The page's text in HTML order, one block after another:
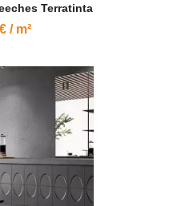
Terratinta
/ m²